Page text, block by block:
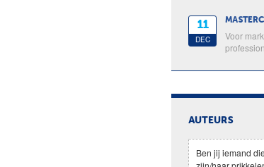
11
DEC
Voor
AUTEURS
Ben jij iemand